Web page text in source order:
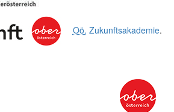
Oö. Zukunftsakademie.